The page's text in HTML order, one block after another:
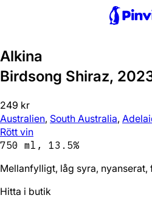
Alkina
Birdsong Shiraz,
249 kr
Australien, South Australia,
Rött vin
750 ml, 13.5%
Mellanfylligt, låg syra, nyanserat,
Hitta i butik